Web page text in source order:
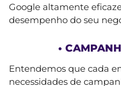
Google altamente
desempenho do seu
•
Entendemos que cada
necessidades de